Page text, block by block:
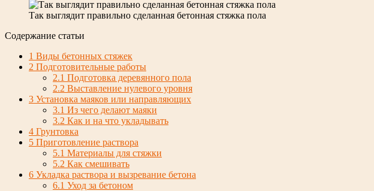
Так выглядит правильно сделанная бетонная стяжка пола
Содержание статьи
1 Виды бетонных стяжек
2 Подготовительные работы
2.1 Подготовка деревянного пола
2.2 Выставление нулевого уровня
3 Установка маяков или направляющих
3.1 Из чего делают маяки
3.2 Как и на что укладывать
4 Грунтовка
5 Приготовление раствора
5.1 Материалы для стяжки
5.2 Как смешивать
6 Укладка раствора и вызревание бетона
6.1 Уход за бетоном